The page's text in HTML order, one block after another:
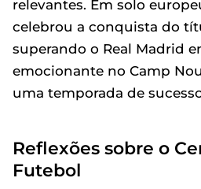
relevantes. Em solo
celebrou a conquista do
superando o Real Madrid
emocionante no Camp
uma temporada de
Reflexões sobre o
Futebol